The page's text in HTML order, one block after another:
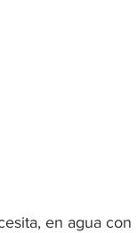
en agua con